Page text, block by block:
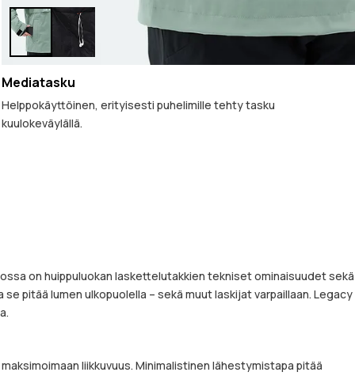
Mediatasku
Helppokäyttöinen, erityisesti puhelimille tehty tasku
kuulokeväylällä.
on huippuluokan laskettelutakkien tekniset ominaisuudet sekä
pitää lumen ulkopuolella – sekä muut laskijat varpaillaan. Legacy
liikkuvuus. Minimalistinen lähestymistapa pitää